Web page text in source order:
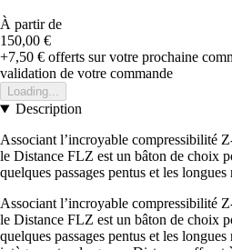
À partir de
150,00 €
+7,50 € offerts sur votre prochaine
validation de votre commande
Loading...
Description
Associant l’incroyable compressibilité
le Distance FLZ est un bâton de choix
quelques passages pentus et les longues
Associant l’incroyable compressibilité
le Distance FLZ est un bâton de choix
quelques passages pentus et les